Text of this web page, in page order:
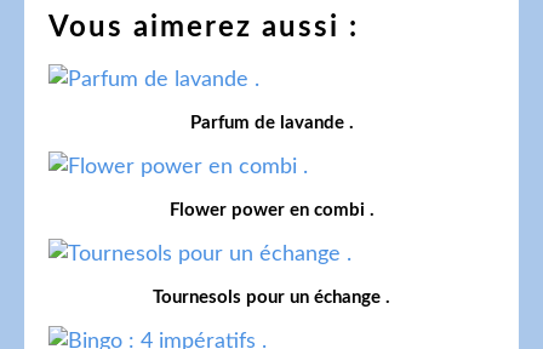
Vous aimerez aussi :
Parfum de lavande .
Flower power en combi .
Tournesols pour un échange .